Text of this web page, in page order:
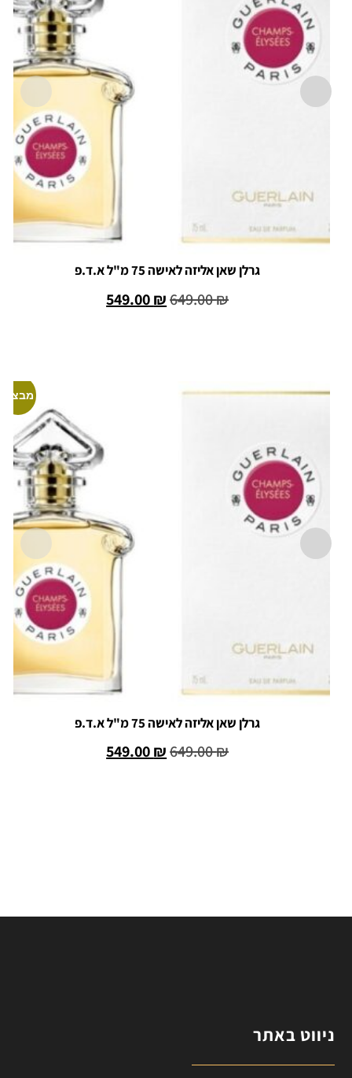
גרלן שאן אליזה לאישה 75 מ"ל א.ד.פ
649.00₪
549.00₪
מבצע!
גרלן שאן אליזה לאישה 75 מ"ל א.ד.פ
649.00₪
549.00₪
ניווט באתר